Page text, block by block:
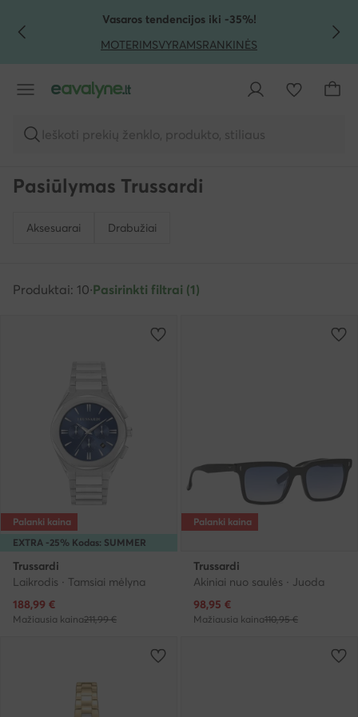
PEREITI PRIE PAGRINDINIO TURINIO
PEREITI Į PAIEŠKĄVasaros tendencijos iki -35%!
MOTERIMSVYRAMSRANKINĖS
Ieškoti prekių ženklo, produkto, stiliaus
Pasiūlymas Trussardi
Aksesuarai Drabužiai
Produktai: 10·Pasirinkti filtrai (1)
EXTRA -25% Kodas: SUMMER
Palanki kaina
Trussardi
Laikrodis · Tamsiai mėlyna
Dabartinė kaina
188,99 €
Mažiausia kaina211,99 €
Palanki kaina
Trussardi
Akiniai nuo saulės · Juoda
Dabartinė kaina
98,95 €
Mažiausia kaina110,95 €